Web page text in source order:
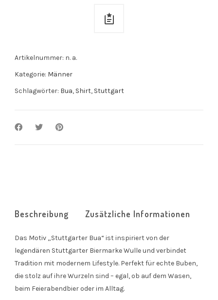
Artikelnummer: n. a.
Kategorie: Männer
Schlagwörter: Bua, Shirt, Stuttgart
Beschreibung Zusätzliche Informationen
Das Motiv „Stuttgarter Bua“ ist inspiriert von der
legendären Stuttgarter Biermarke Wulle und verbindet
Tradition mit modernem Lifestyle. Perfekt für echte Buben,
die stolz auf ihre Wurzeln sind – egal, ob auf dem Wasen,
beim Feierabendbier oder im Alltag.